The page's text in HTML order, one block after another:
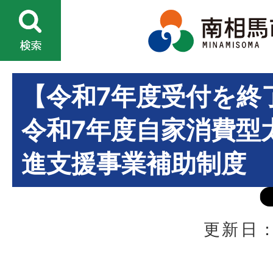
【令和7年度受付を
令和7年度自家消費型
進支援事業補助制度
更新日